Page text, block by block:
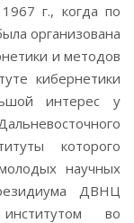
г., когда по
организована
и методов
кибернетики
интерес у
которого
научных
ДВНЦ
институтом во